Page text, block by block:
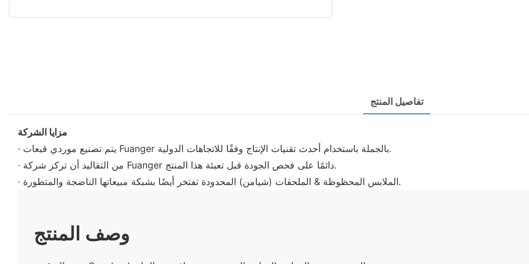
تفاصيل المنتج
مزايا الشركة
· يتم تصنيع موردي قبعات Fuanger بالجملة باستخدام أحدث تقنيات الإنتاج وفقًا للاتجاهات الدولية.
· من التقاليد أن تركز شركة Fuanger دائمًا على فحص الجودة قبل تعبئة هذا المنتج.
· الملابس المحظوظة & الملحقات (شيامن) المحدودة تفتخر أيضًا بشبكة مبيعاتها الناضجة والمتطورة.
وصف المنتج